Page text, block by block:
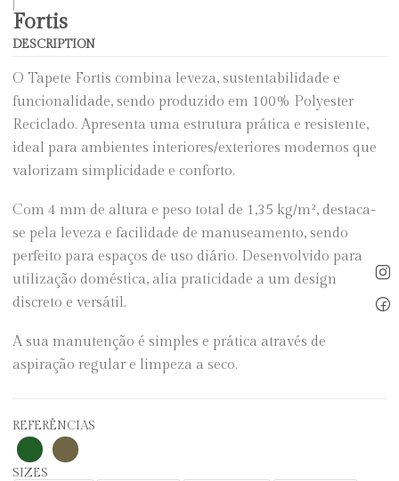
Fortis
DESCRIPTION
O Tapete Fortis combina leveza, sustentabilidade e
funcionalidade, sendo produzido em 100% Polyester
Reciclado. Apresenta uma estrutura prática e resistente,
ideal para ambientes interiores/exteriores modernos que
valorizam simplicidade e conforto.
Com 4 mm de altura e peso total de 1,35 kg/m², destaca-
se pela leveza e facilidade de manuseamento, sendo
perfeito para espaços de uso diário. Desenvolvido para
utilização doméstica, alia praticidade a um design
discreto e versátil.
A sua manutenção é simples e prática através de
aspiração regular e limpeza a seco.
REFERÊNCIAS
SIZES